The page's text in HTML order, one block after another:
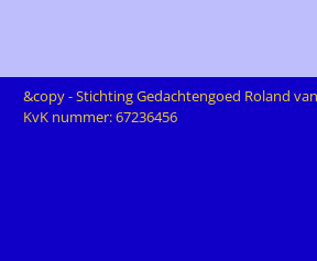
&copy - Stichting Gedachtengoed Roland
KvK nummer: 67236456